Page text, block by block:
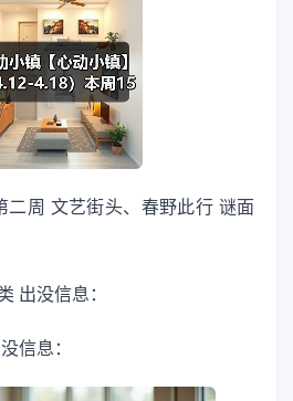
二周 文艺街头、春野此行 谜面
出没信息：
信息：